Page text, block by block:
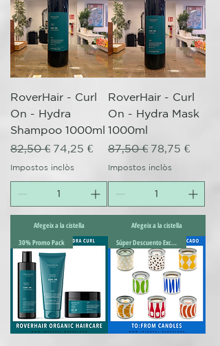
RoverHair - Curl
On - Hydra
Shampoo 1000ml
Preu normal
82,50 € Preu d'oferta
74,25 €
Impostos inclòs
Afegeix a la cistella
RoverHair - Curl
On - Hydra Mask
1000ml
Preu normal
87,50 € Preu d'oferta
78,75 €
Impostos inclòs
Afegeix a la cistella
30% Promo Pack
Súper Descuento Excepcional